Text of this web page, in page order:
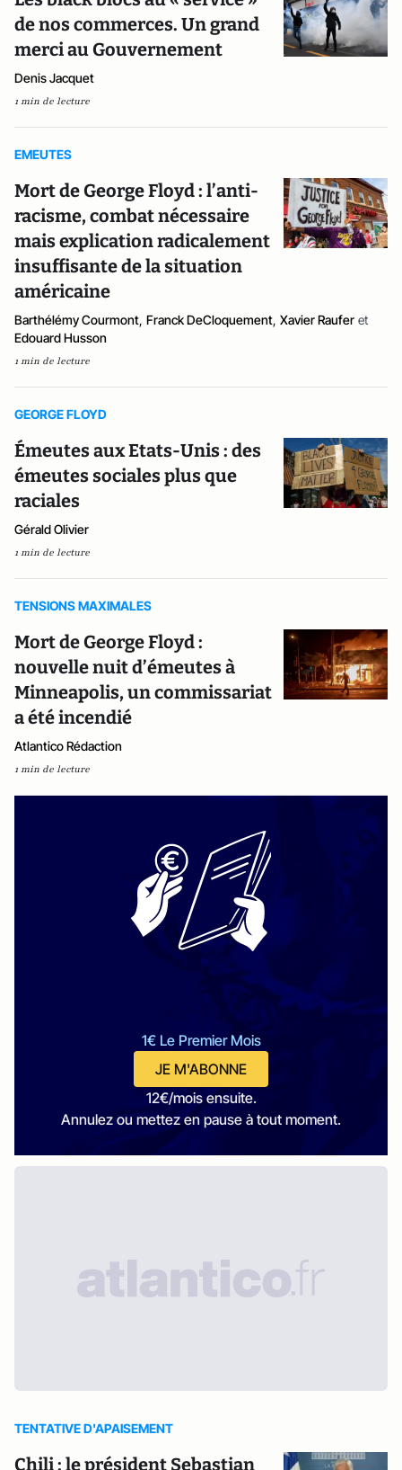
de nos commerces. Un grand
merci au Gouvernement
Denis Jacquet
1 min de lecture
EMEUTES
Mort de George Floyd : l’anti-
racisme, combat nécessaire
mais explication radicalement
insuffisante de la situation
américaine
Barthélémy Courmont, Franck DeCloquement, Xavier Raufer et
Edouard Husson
1 min de lecture
GEORGE FLOYD
Émeutes aux Etats-Unis : des
émeutes sociales plus que
raciales
Gérald Olivier
1 min de lecture
TENSIONS MAXIMALES
Mort de George Floyd :
nouvelle nuit d’émeutes à
Minneapolis, un commissariat
a été incendié
Atlantico Rédaction
1 min de lecture
1€ Le Premier Mois
JE M'ABONNE
12€/mois ensuite.
Annulez ou mettez en pause à tout moment.
TENTATIVE D'APAISEMENT
Chili : le président Sebastian